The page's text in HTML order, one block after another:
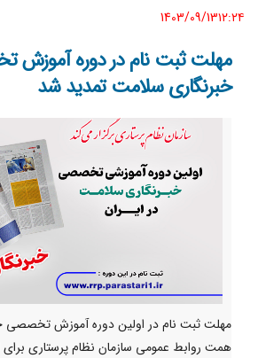
1403/09/13١٢:٢٤
مهلت ثبت نام در دوره
خبرنگاری سلامت تمدید شد
مهلت ثبت نام در اولین دوره آموزش تخصصی
همت روابط عمومی سازمان نظام پرستاری برای